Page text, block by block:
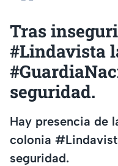
Tras
#Lindavista
seguridad.
Hay presencia de
colonia
seguridad.